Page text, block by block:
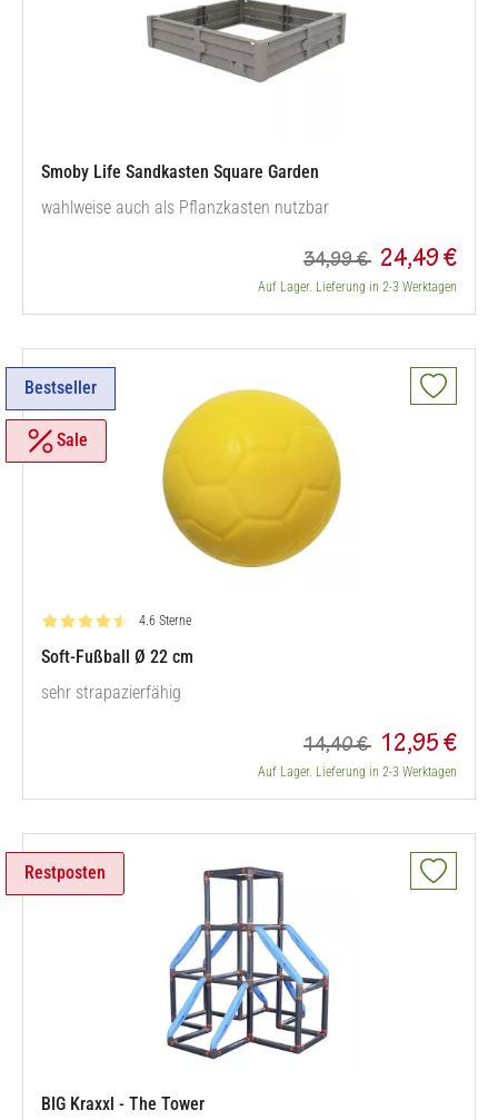
Smoby Life Sandkasten Square Garden
wahlweise auch als Pflanzkasten nutzbar
34,99 € 24,49 €
Auf Lager. Lieferung in 2-3 Werktagen
Bestseller
Sale
Bewertung: 4.6 von 5
4.6 Sterne
Soft-Fußball Ø 22 cm
sehr strapazierfähig
14,40 € 12,95 €
Auf Lager. Lieferung in 2-3 Werktagen
Restposten
BIG Kraxxl - The Tower